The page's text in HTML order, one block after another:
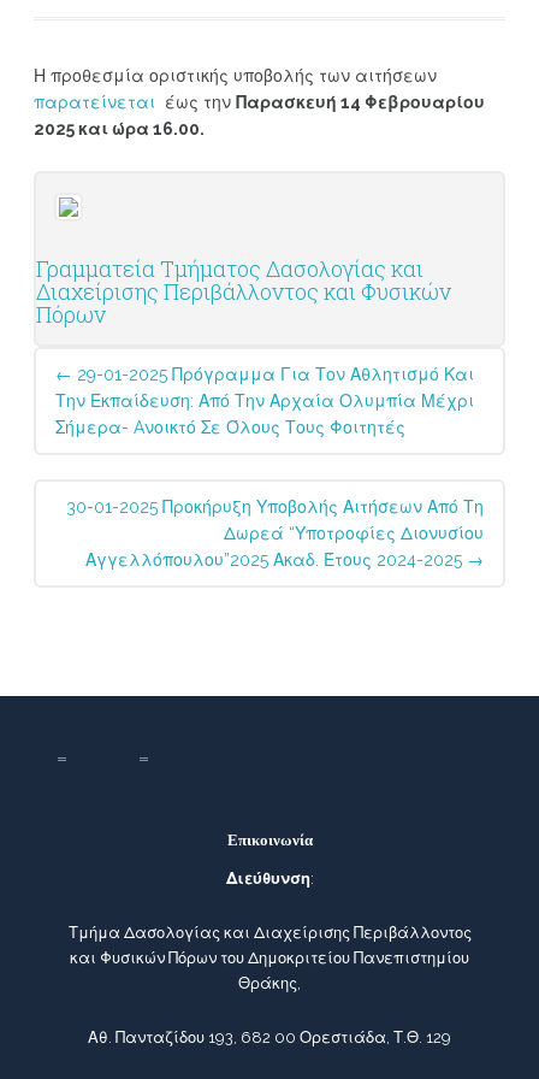
Η προθεσμία οριστικής υποβολής των αιτήσεων
παρατείνεται
έως την Παρασκευή 14 Φεβρουαρίου
2025 και ώρα 16.00.
Γραμματεία Τμήματος Δασολογίας και
Διαχείρισης Περιβάλλοντος και Φυσικών
Πόρων
Post
navigation
← 29-01-2025 Πρόγραμμα Για Τον Αθλητισμό Και
Την Εκπαίδευση: Από Την Αρχαία Ολυμπία Μέχρι
Σήμερα- Aνοικτό Σε Όλους Τους Φοιτητές
30-01-2025 Προκήρυξη Υποβολής Αιτήσεων Από Τη
Δωρεά “Υποτροφίες Διονυσίου
Αγγελλόπουλου”2025 Ακαδ. Έτους 2024-2025 →
Επικοινωνία
Διεύθυνση:
Τμήμα Δασολογίας και Διαχείρισης Περιβάλλοντος
και Φυσικών Πόρων του Δημοκριτείου Πανεπιστημίου
Θράκης,
Αθ. Πανταζίδου 193, 682 00 Ορεστιάδα, Τ.Θ. 129